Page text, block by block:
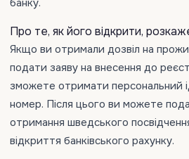
банку.
Про те, як його відкрити,
Якщо ви отримали дозвіл на
подати заяву на внесення до
зможете отримати персональний
номер. Після цього ви можете
отримання шведського
відкриття банківського рахунку.